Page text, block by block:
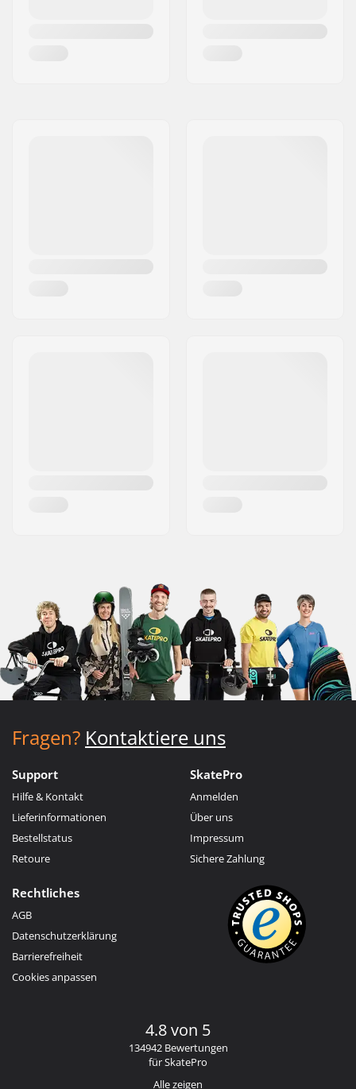
Fragen? Kontaktiere uns
Support
Hilfe & Kontakt
Lieferinformationen
Bestellstatus
Retoure
SkatePro
Anmelden
Über uns
Impressum
Sichere Zahlung
Rechtliches
AGB
Datenschutzerklärung
Barrierefreiheit
Cookies anpassen
4.8 von 5
134942 Bewertungen
für SkatePro
Alle zeigen